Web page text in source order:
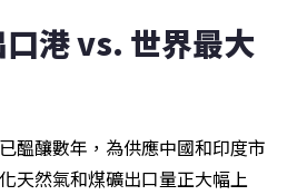
港 vs. 世界最大
醞釀數年，為供應中國和印度市
天然氣和煤礦出口量正大幅上